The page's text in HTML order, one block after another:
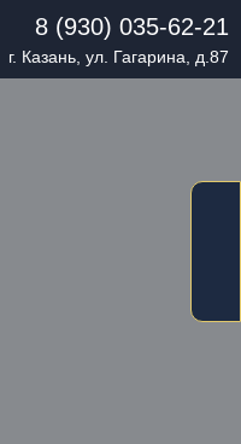
8 (930) 035-62-21
г. Казань, ул. Гагарина, д.87